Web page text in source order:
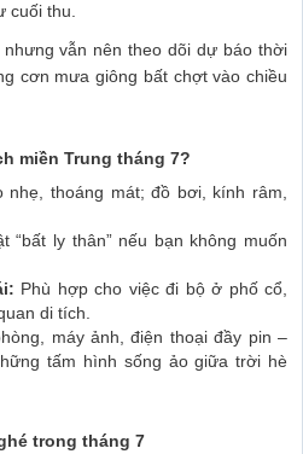
cuối thu.
vẫn nên theo dõi dự báo thời
cơn mưa giông bất chợt vào chiều
miền Trung tháng 7?
nhẹ, thoáng mát; đồ bơi, kính râm,
“bất ly thân” nếu bạn không muốn
Phù hợp cho việc đi bộ ở phố cổ,
di tích.
máy ảnh, điện thoại đầy pin –
tấm hình sống ảo giữa trời hè
trong tháng 7